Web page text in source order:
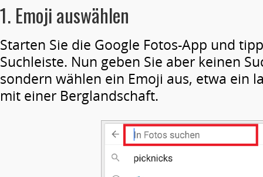
1. Emoji auswählen
Starten Sie die Google Fotos-App und
Suchleiste. Nun geben Sie aber keinen
sondern wählen ein Emoji aus, etwa ein
mit einer Berglandschaft.